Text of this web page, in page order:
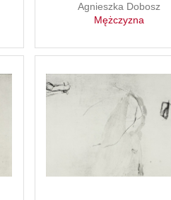
Agnieszka Dobosz
Mężczyzna